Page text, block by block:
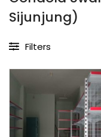
Sijunjung)
Filters